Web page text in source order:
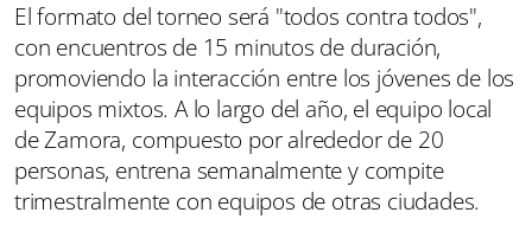
El formato del torneo será "todos contra todos",
con encuentros de 15 minutos de duración,
promoviendo la interacción entre los jóvenes de los
equipos mixtos. A lo largo del año, el equipo local
de Zamora, compuesto por alrededor de 20
personas, entrena semanalmente y compite
trimestralmente con equipos de otras ciudades.